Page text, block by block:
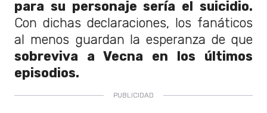
para su personaje sería el suicidio.
Con dichas declaraciones, los fanáticos
al menos guardan la esperanza de que
sobreviva a Vecna en los últimos
episodios.